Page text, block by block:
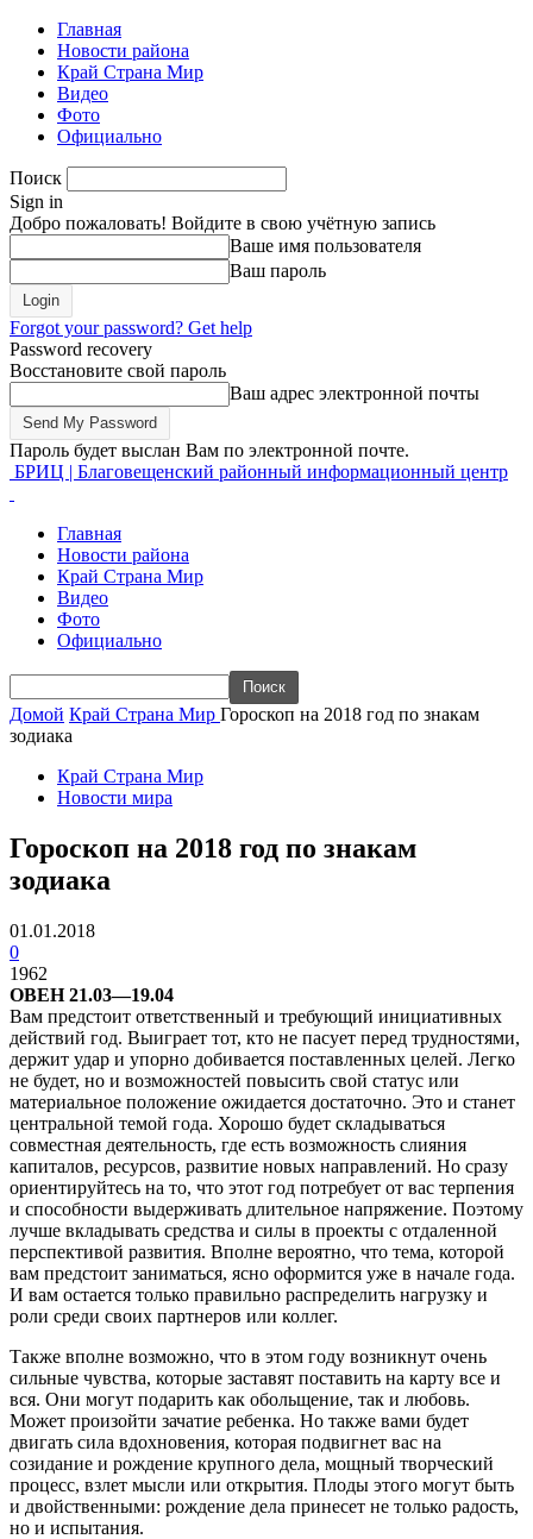
Главная
Новости района
Край Страна Мир
Видео
Фото
Официально
Поиск
Sign in
Добро пожаловать! Войдите в свою учётную запись
Ваше имя пользователя
Ваш пароль
Forgot your password? Get help
Password recovery
Восстановите свой пароль
Ваш адрес электронной почты
Пароль будет выслан Вам по электронной почте.
БРИЦ | Благовещенский районный информационный центр
Главная
Новости района
Край Страна Мир
Видео
Фото
Официально
Домой Край Страна Мир Гороскоп на 2018 год по знакам
зодиака
Край Страна Мир
Новости мира
Гороскоп на 2018 год по знакам
зодиака
01.01.2018
0
1962
ОВЕН 21.03—19.04
Вам предстоит ответственный и требующий инициативных
действий год. Выиграет тот, кто не пасует перед трудностями,
держит удар и упорно добивается поставленных целей. Легко
не будет, но и возможностей повысить свой статус или
материальное положение ожидается достаточно. Это и станет
центральной темой года. Хорошо будет складываться
совместная деятельность, где есть возможность слияния
капиталов, ресурсов, развитие новых направлений. Но сразу
ориентируйтесь на то, что этот год потребует от вас терпения
и способности выдерживать длительное напряжение. Поэтому
лучше вкладывать средства и силы в проекты с отдаленной
перспективой развития. Вполне вероятно, что тема, которой
вам предстоит заниматься, ясно оформится уже в начале года.
И вам остается только правильно распределить нагрузку и
роли среди своих партнеров или коллег.
Также вполне возможно, что в этом году возникнут очень
сильные чувства, которые заставят поставить на карту все и
вся. Они могут подарить как обольщение, так и любовь.
Может произойти зачатие ребенка. Но также вами будет
двигать сила вдохновения, которая подвигнет вас на
созидание и рождение крупного дела, мощный творческий
процесс, взлет мысли или открытия. Плоды этого могут быть
и двойственными: рождение дела принесет не только радость,
но и испытания.